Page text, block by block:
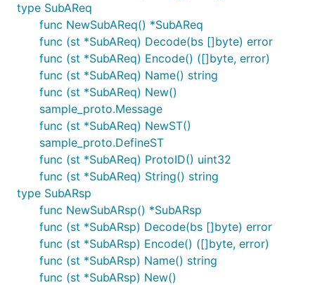
type SubAReq
func NewSubAReq() *SubAReq
func (st *SubAReq) Decode(bs []byte) error
func (st *SubAReq) Encode() ([]byte, error)
func (st *SubAReq) Name() string
func (st *SubAReq) New()
sample_proto.Message
func (st *SubAReq) NewST()
sample_proto.DefineST
func (st *SubAReq) ProtoID() uint32
func (st *SubAReq) String() string
type SubARsp
func NewSubARsp() *SubARsp
func (st *SubARsp) Decode(bs []byte) error
func (st *SubARsp) Encode() ([]byte, error)
func (st *SubARsp) Name() string
func (st *SubARsp) New()